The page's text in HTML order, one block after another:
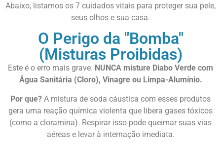
Abaixo, listamos os 7 cuidados vitais para proteger sua pele,
seus olhos e sua casa.
O Perigo da "Bomba"
(Misturas Proibidas)
Este é o erro mais grave. NUNCA misture Diabo Verde com
Água Sanitária (Cloro), Vinagre ou Limpa-Alumínio.
Por que? A mistura de soda cáustica com esses produtos
gera uma reação química violenta que libera gases tóxicos
(como a cloramina). Respirar isso pode queimar suas vias
aéreas e levar à internação imediata.